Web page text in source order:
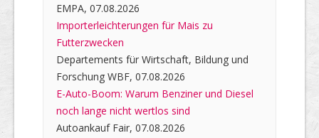
EMPA, 07.08.2026
Importerleichterungen für Mais zu
Futterzwecken
Departements für Wirtschaft, Bildung und
Forschung WBF, 07.08.2026
E-Auto-Boom: Warum Benziner und Diesel
noch lange nicht wertlos sind
Autoankauf Fair, 07.08.2026